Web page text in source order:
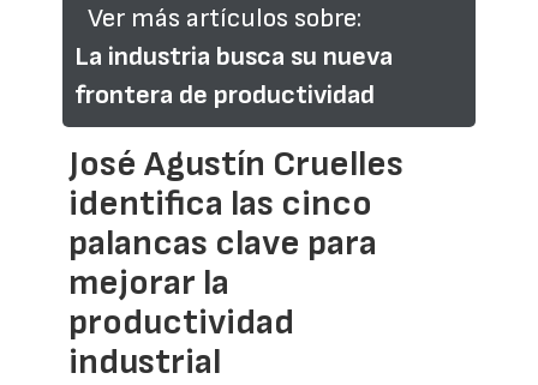
Ver más artículos sobre:
La industria busca su nueva
frontera de productividad
José Agustín Cruelles
identifica las cinco
palancas clave para
mejorar la
productividad
industrial